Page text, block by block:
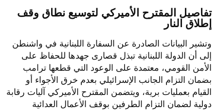
​تفاصيل المقترح الأميركي لتوسيع نطاق وقف
إطلاق النار
​وتشير البيانات الصادرة عن السفارة اللبنانية في واشنطن
إلى أن الدولة اللبنانية تبذل قصارى جهدها للحفاظ على
الأمن القومي، معتمدة على الوعود التي قطعها ترامب
بضمان التزام الجانب الإسرائيلي بعدم خرق الأجواء أو
القيام بعمليات برية، ويتضمن المقترح الأميركي آليات رقابة
دولية لضمان التزام الطرفين بوقف الأعمال العدائية